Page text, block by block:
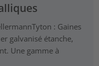
: Gaines
galvanisé étanche,
Une gamme à